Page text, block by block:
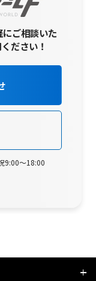
ご相談いた
ださい！
～18:00